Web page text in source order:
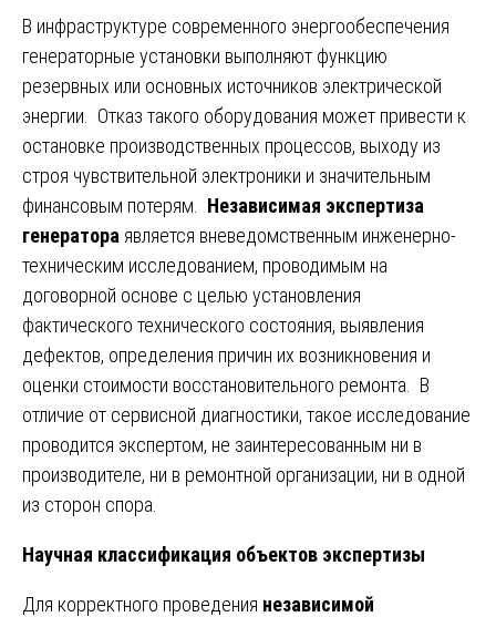
В инфраструктуре современного энергообеспечения
генераторные установки выполняют функцию
резервных или основных источников электрической
энергии. Отказ такого оборудования может привести к
остановке производственных процессов, выходу из
строя чувствительной электроники и значительным
финансовым потерям. Независимая экспертиза
генератора является вневедомственным инженерно-
техническим исследованием, проводимым на
договорной основе с целью установления
фактического технического состояния, выявления
дефектов, определения причин их возникновения и
оценки стоимости восстановительного ремонта. В
отличие от сервисной диагностики, такое исследование
проводится экспертом, не заинтересованным ни в
производителе, ни в ремонтной организации, ни в одной
из сторон спора.
Научная классификация объектов экспертизы
Для корректного проведения независимой